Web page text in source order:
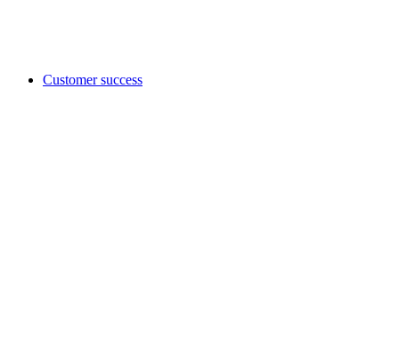
Customer success